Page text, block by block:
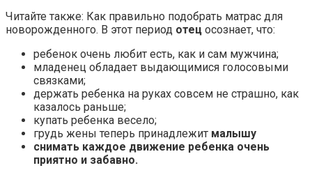
Читайте также: Как правильно подобрать матрас для
новорожденного. В этот период отец осознает, что:
ребенок очень любит есть, как и сам мужчина;
младенец обладает выдающимися голосовыми
связками;
держать ребенка на руках совсем не страшно, как
казалось раньше;
купать ребенка весело;
грудь жены теперь принадлежит малышу
снимать каждое движение ребенка очень
приятно и забавно.